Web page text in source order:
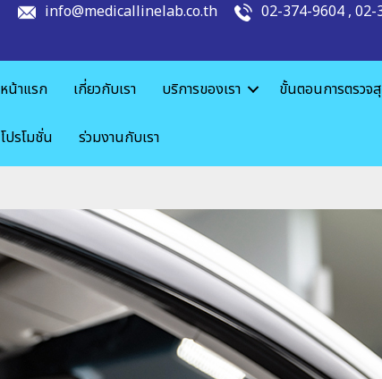
info@medicallinelab.co.th 02-374-9604, 02-
หน้าแรก เกี่ยวกับเรา บริการของเรา ขั้นตอนการตรวจ
โปรโมชั่น ร่วมงานกับเรา